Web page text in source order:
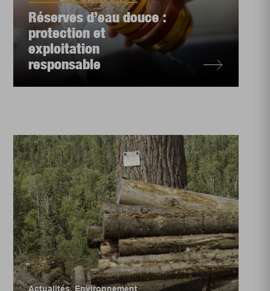
Réserves d’eau douce :
protection et
exploitation
responsable
Actualités,Environnement